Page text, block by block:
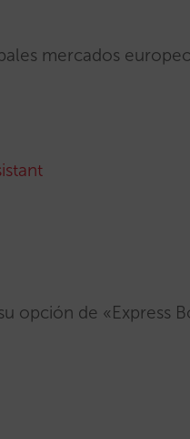
mercados
opción de «Express